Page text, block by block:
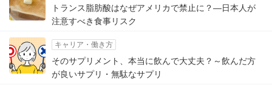
トランス脂肪酸はなぜアメリカで禁止に？―日本人が
注意すべき食事リスク
キャリア・働き方
そのサプリメント、本当に飲んで大丈夫？～飲んだ方
が良いサプリ・無駄なサプリ